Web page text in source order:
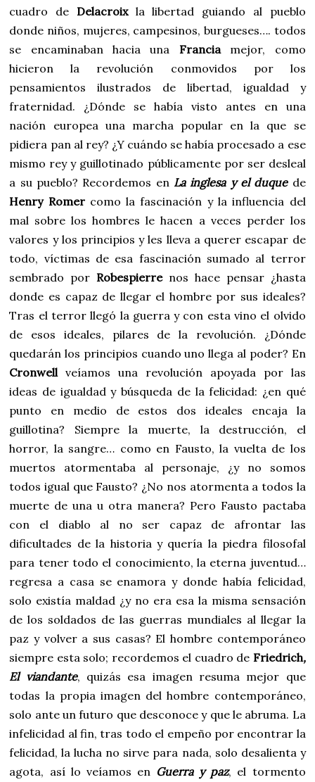
cuadro de Delacroix la libertad guiando al pueblo
donde niños, mujeres, campesinos, burgueses…. todos
se encaminaban hacia una Franciamejor, como
hicieron la revolución conmovidos por los
pensamientos ilustrados de libertad, igualdad y
fraternidad. ¿Dónde se había visto antes en una
nación europea una marcha popular en la que se
pidiera pan al rey? ¿Y cuándo se había procesado a ese
mismo rey y guillotinado públicamente por ser desleal
a su pueblo? Recordemos en La inglesa y el duquede
Henry Romercomo la fascinación y la influencia del
mal sobre los hombres le hacen a veces perder los
valores y los principios y les lleva a querer escapar de
todo, víctimas de esa fascinación sumado al terror
sembrado por Robespierrenos hace pensar ¿hasta
donde es capaz de llegar el hombre por sus ideales?
Tras el terror llegó la guerra y con esta vino el olvido
de esos ideales, pilares de la revolución. ¿Dónde
quedarán los principios cuando uno llega al poder? En
Cronwell veíamos una revolución apoyada por las
ideas de igualdad y búsqueda de la felicidad: ¿en qué
punto en medio de estos dos ideales encaja la
guillotina? Siempre la muerte, la destrucción, el
horror, la sangre… como en Fausto, la vuelta de los
muertos atormentaba al personaje, ¿y no somos
todos igual que Fausto? ¿No nos atormenta a todos la
muerte de una u otra manera? Pero Fausto pactaba
con el diablo al no ser capaz de afrontar las
dificultades de la historia y quería la piedra filosofal
para tener todo el conocimiento, la eterna juventud…
regresa a casa se enamora y donde había felicidad,
solo existía maldad ¿y no era esa la misma sensación
de los soldados de las guerras mundiales al llegar la
paz y volver a sus casas? El hombre contemporáneo
siempre esta solo; recordemos el cuadro de Friedrich,
El viandante, quizás esa imagen resuma mejor que
todas la propia imagen del hombre contemporáneo,
solo ante un futuro que desconoce y que le abruma. La
infelicidad al fin, tras todo el empeño por encontrar la
felicidad, la lucha no sirve para nada, solo desalienta y
agota, así lo veíamos en Guerra y paz, el tormento